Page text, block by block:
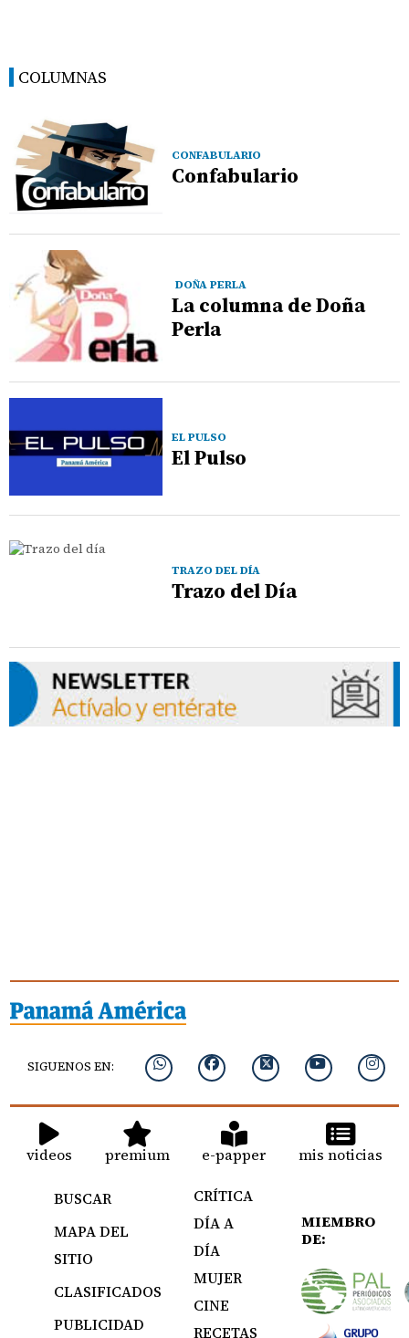
COLUMNAS
CONFABULARIO
Confabulario
DOÑA PERLA
La columna de Doña
Perla
EL PULSO
El Pulso
TRAZO DEL DÍA
Trazo del Día
SIGUENOS EN:
videos premium e-papper mis noticias
BUSCAR
MAPA DEL
SITIO
CLASIFICADOS
PUBLICIDAD
CRÍTICA
DÍA A
DÍA
MUJER
CINE
RECETAS
MIEMBRO
DE: